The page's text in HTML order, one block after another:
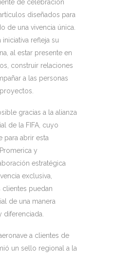
de celebración
diseñados para
de una vivencia única.
iniciativa refleja su
al estar presente en
construir relaciones
a las personas
gracias a la alianza
de la FIFA, cuyo
para abrir esta
y
estratégica
exclusiva,
clientes puedan
de una manera
a clientes de
un sello regional a la